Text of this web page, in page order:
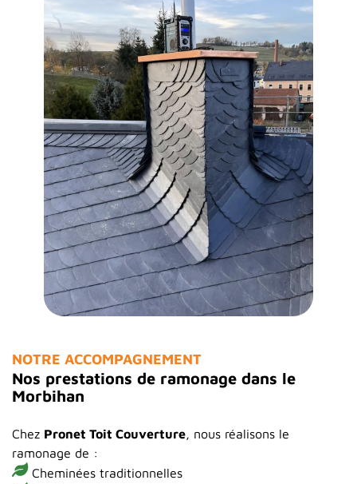
NOTRE ACCOMPAGNEMENT
Nos prestations de ramonage dans le
Morbihan
Chez Pronet Toit Couverture, nous réalisons le
ramonage de :
Cheminées traditionnelles